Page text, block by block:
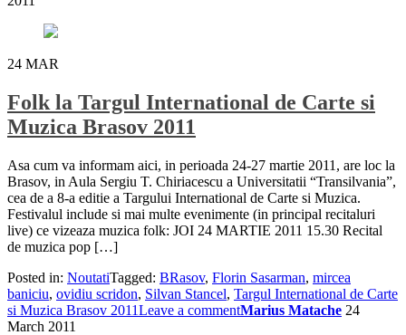
24 MAR
Folk la Targul International de Carte si
Muzica Brasov 2011
Asa cum va informam aici, in perioada 24-27 martie 2011, are loc la
Brasov, in Aula Sergiu T. Chiriacescu a Universitatii “Transilvania”,
cea de a 8-a editie a Targului International de Carte si Muzica.
Festivalul include si mai multe evenimente (in principal recitaluri
live) ce vizeaza muzica folk: JOI 24 MARTIE 2011 15.30 Recital
de muzica pop […]
Posted in: NoutatiTagged: BRasov, Florin Sasarman, mircea
baniciu, ovidiu scridon, Silvan Stancel, Targul International de Carte
si Muzica Brasov 2011Leave a commentMarius Matache 24
March 2011